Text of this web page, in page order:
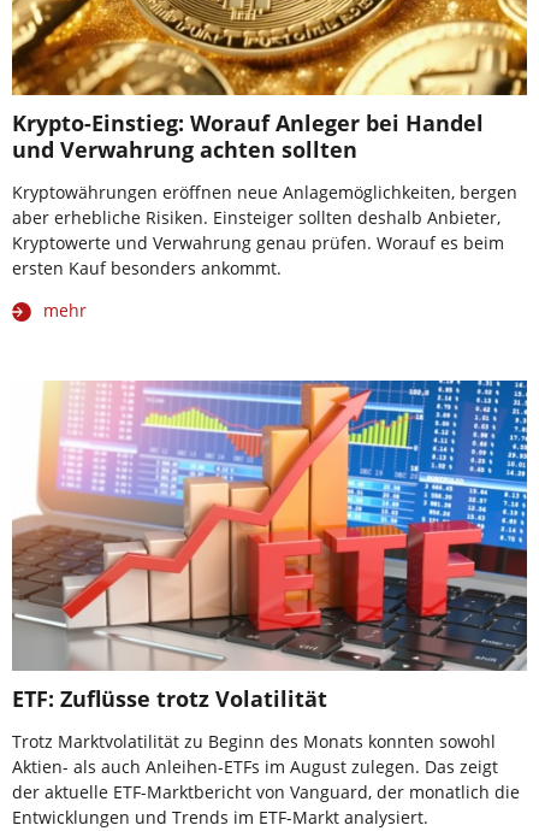
Krypto-Einstieg: Worauf Anleger bei Handel
und Verwahrung achten sollten
Kryptowährungen eröffnen neue Anlagemöglichkeiten, bergen
aber erhebliche Risiken. Einsteiger sollten deshalb Anbieter,
Kryptowerte und Verwahrung genau prüfen. Worauf es beim
ersten Kauf besonders ankommt.
mehr
ETF: Zuflüsse trotz Volatilität
Trotz Marktvolatilität zu Beginn des Monats konnten sowohl
Aktien- als auch Anleihen-ETFs im August zulegen. Das zeigt
der aktuelle ETF-Marktbericht von Vanguard, der monatlich die
Entwicklungen und Trends im ETF-Markt analysiert.